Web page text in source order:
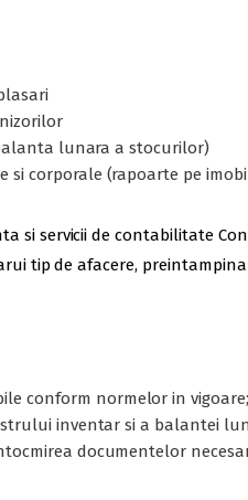
lunara a stocurilor)
corporale (rapoarte pe
si servicii de contabilitate
tip de afacere,
conform normelor in vigoare;
inventar si a balantei
documentelor